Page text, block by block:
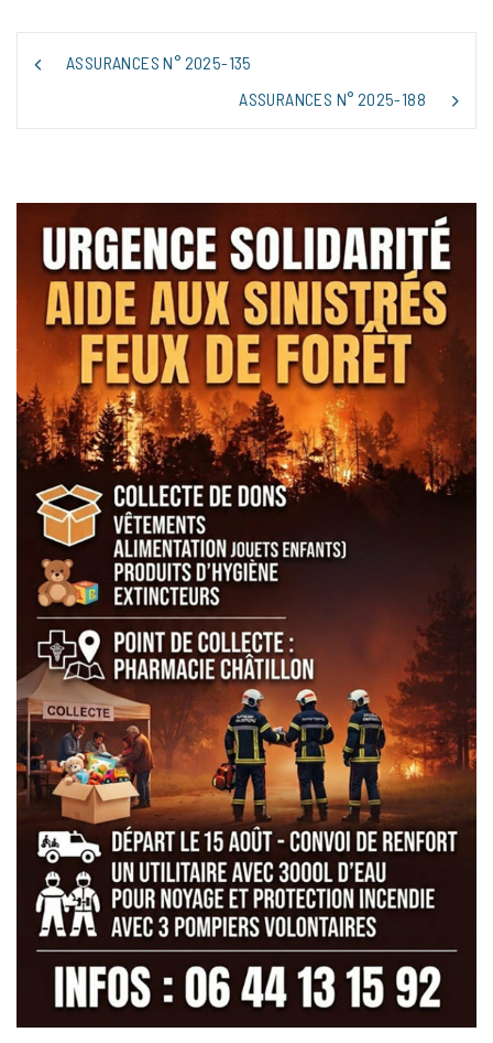
NAVIGATION
DE
ASSURANCES N° 2025-135
ASSURANCES N° 2025-188